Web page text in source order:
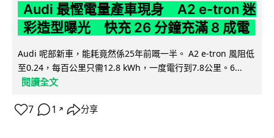
Audi 最慳電量產車現身 A2 e-tron 迷
彩造型曝光 快充 26 分鐘充滿 8 成電
Audi 呢部新車，能耗竟然係25年前嘅一半。 A2 e-tron 風阻低
至0.24，每百公里只需12.8 kWh，一度電行到7.8公里。6...
閱讀全文
7 1 ↗ 分享